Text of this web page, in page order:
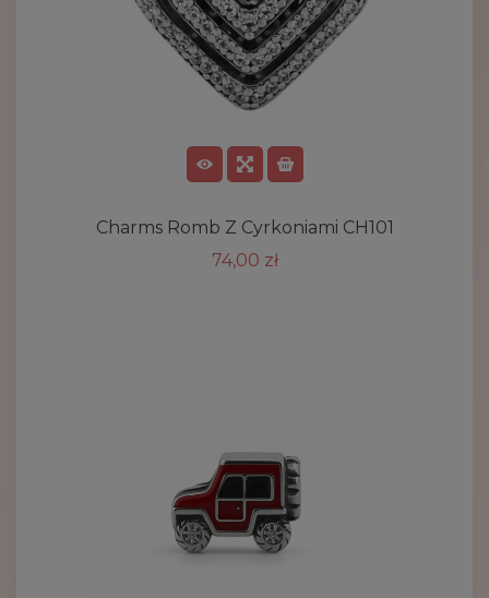
Charms Romb Z Cyrkoniami CH101
74,00 zł